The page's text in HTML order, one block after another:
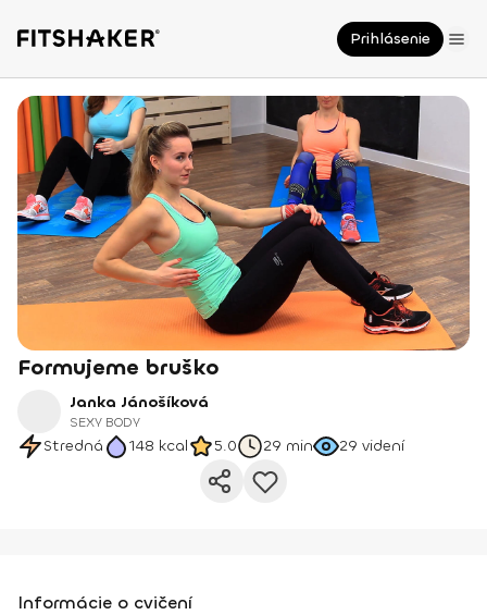
Prihlásenie
Formujeme bruško
Janka Jánošíková
SEXY BODY
Stredná 148 kcal 5.0 29 min 29 videní
Informácie o cvičení